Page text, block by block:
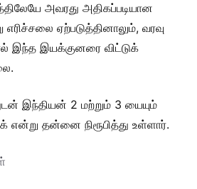
அவரது அதிகப்படியான
எரிச்சலை ஏற்படுத்தினாலும், வரவு
இந்த இயக்குனரை விட்டுக்
இந்தியன் 2 மற்றும் 3 யையும்
என்று தன்னை நிரூபித்து உள்ளார்.